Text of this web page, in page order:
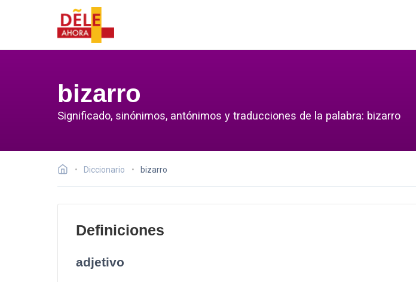
bizarro
Significado, sinónimos, antónimos y traducciones de la palabra: bizarro
Diccionario bizarro
Definiciones
adjetivo